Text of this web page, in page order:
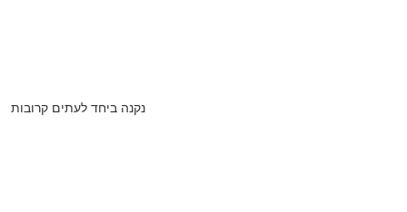
נקנה ביחד לעתים קרובות